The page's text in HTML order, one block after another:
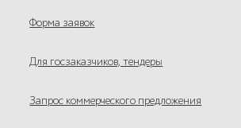
Форма заявок
Для госзаказчиков, тендеры
Запрос коммерческого предложения